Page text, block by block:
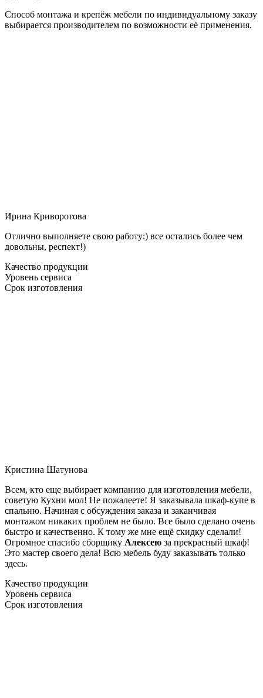
Способ монтажа и крепёж мебели по индивидуальному заказу
выбирается производителем по возможности её применения.
Ирина Криворотова
Отлично выполняете свою работу:) все остались более чем
довольны, респект!)
Качество продукции
Уровень сервиса
Срок изготовления
Кристина Шатунова
Всем, кто еще выбирает компанию для изготовления мебели,
советую Кухни мол! Не пожалеете! Я заказывала шкаф-купе в
спальню. Начиная с обсуждения заказа и заканчивая
монтажом никаких проблем не было. Все было сделано очень
быстро и качественно. К тому же мне ещё скидку сделали!
Огромное спасибо сборщику Алексею за прекрасный шкаф!
Это мастер своего дела! Всю мебель буду заказывать только
здесь.
Качество продукции
Уровень сервиса
Срок изготовления